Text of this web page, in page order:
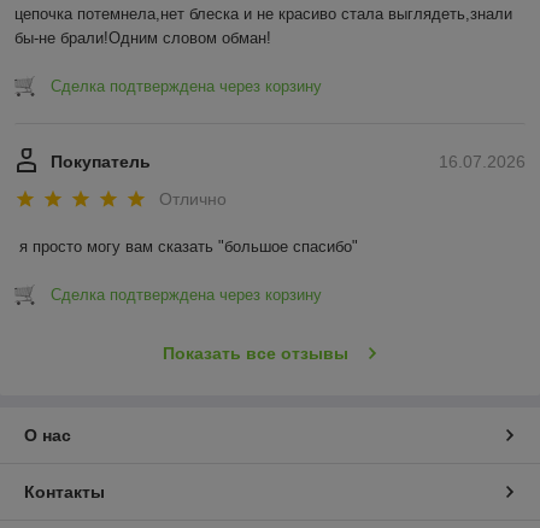
цепочка потемнела,нет блеска и не красиво стала выглядеть,знали
бы-не брали!Одним словом обман!
Сделка подтверждена через корзину
16.07.2026
Покупатель
Отлично
я просто могу вам сказать "большое спасибо"
Сделка подтверждена через корзину
Показать все отзывы
О нас
Контакты